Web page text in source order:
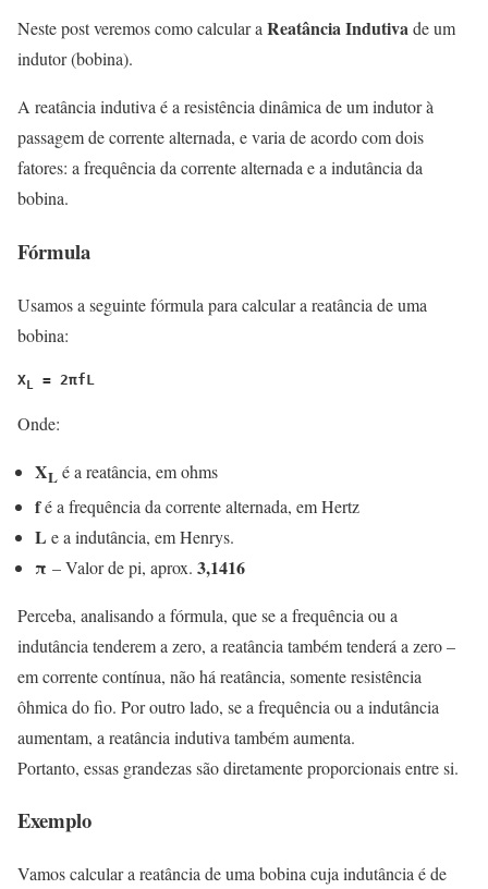
Neste post veremos como calcular aReatância Indutivade um
indutor (bobina).
A reatância indutiva é a resistência dinâmica de um indutor à
passagem de corrente alternada, e varia de acordo com dois
fatores: a frequência da corrente alternada e a indutância da
bobina.
Fórmula
Usamos a seguinte fórmula para calcular a reatância de uma
bobina:
XL = 2πfL
Onde:
XL é a reatância, em ohms
fé a frequência da corrente alternada, em Hertz
L e a indutância, em Henrys.
π – Valor de pi, aprox. 3,1416
Perceba, analisando a fórmula, que se a frequência ou a
indutância tenderem a zero, a reatância também tenderá a zero –
em corrente contínua, não há reatância, somente resistência
ôhmica do fio. Por outro lado, se a frequência ou a indutância
aumentam, a reatância indutiva também aumenta.
Portanto, essas grandezas são diretamente proporcionais entre si.
Exemplo
Vamos calcular a reatância de uma bobina cuja indutância é de